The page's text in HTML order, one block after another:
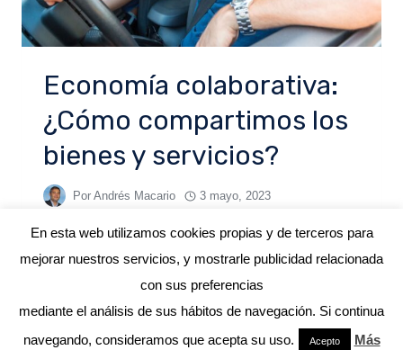
Economía colaborativa:
¿Cómo compartimos los
bienes y servicios?
Por Andrés Macario 3 mayo, 2023
© 2026 ANDRÉS MACARIO
En esta web utilizamos cookies propias y de terceros para
mejorar nuestros servicios, y mostrarle publicidad relacionada
con sus preferencias
mediante el análisis de sus hábitos de navegación. Si continua
navegando, consideramos que acepta su uso.
Acepto Más